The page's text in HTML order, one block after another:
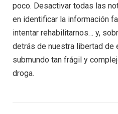
poco. Desactivar todas las
en identificar la información
intentar rehabilitarnos… y,
detrás de nuestra libertad de
submundo tan frágil y
droga.